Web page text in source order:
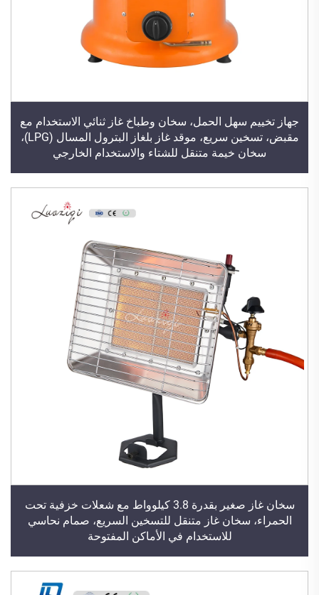
جهاز تخييم سهل الحمل، سخان وطباخ غاز ثنائي الاستخدام مع
مقبض، تسخين سريع، موقد غاز بلغاز البترول المسال (LPG)،
سخان خيمة متنقل للشتاء والاستخدام الخارجي
سخان غاز صغير بقدرة 3.8 كيلوواط مع شعلات خزفية تحت
الحمراء، سخان غاز متنقل للتسخين السريع، صمام نحاسي
للاستخدام في الأماكن المفتوحة